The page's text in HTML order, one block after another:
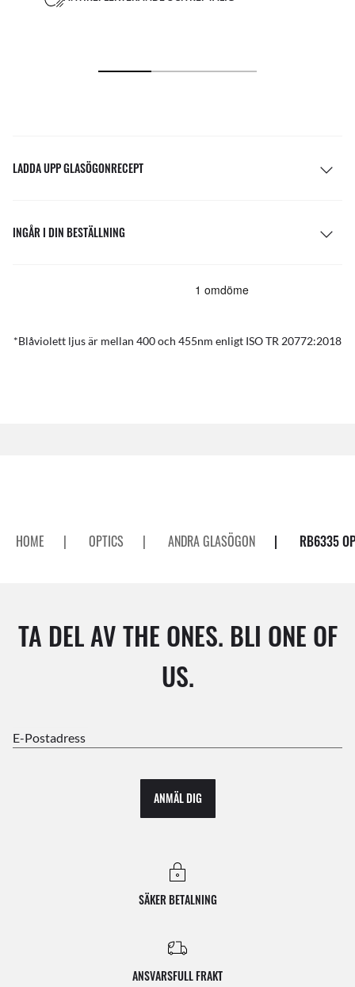
LADDA UPP GLASÖGONRECEPT
INGÅR I DIN BESTÄLLNING
*Blåviolett ljus är mellan 400 och 455nm enligt ISO TR 20772:2018
HOME | OPTICS | ANDRA GLASÖGON | RB6335
TA DEL AV THE ONES. BLI ONE OF
US.
E-Postadress
ANMÄL DIG
SÄKER BETALNING
ANSVARSFULL FRAKT